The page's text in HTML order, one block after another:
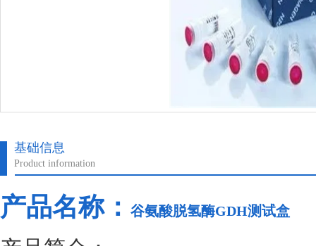
基础信息
Product information
产品名称： 谷氨酸脱氢酶GDH测试盒